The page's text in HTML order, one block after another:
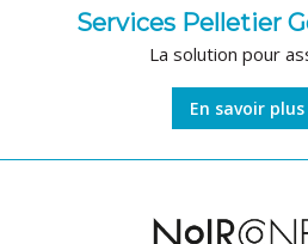
Services Pelletier
La solution pour
En savoir plus